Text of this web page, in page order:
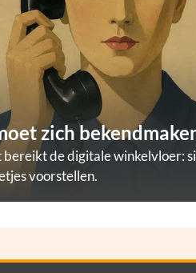
zich
de digitale winkelvloer:
voorstellen.